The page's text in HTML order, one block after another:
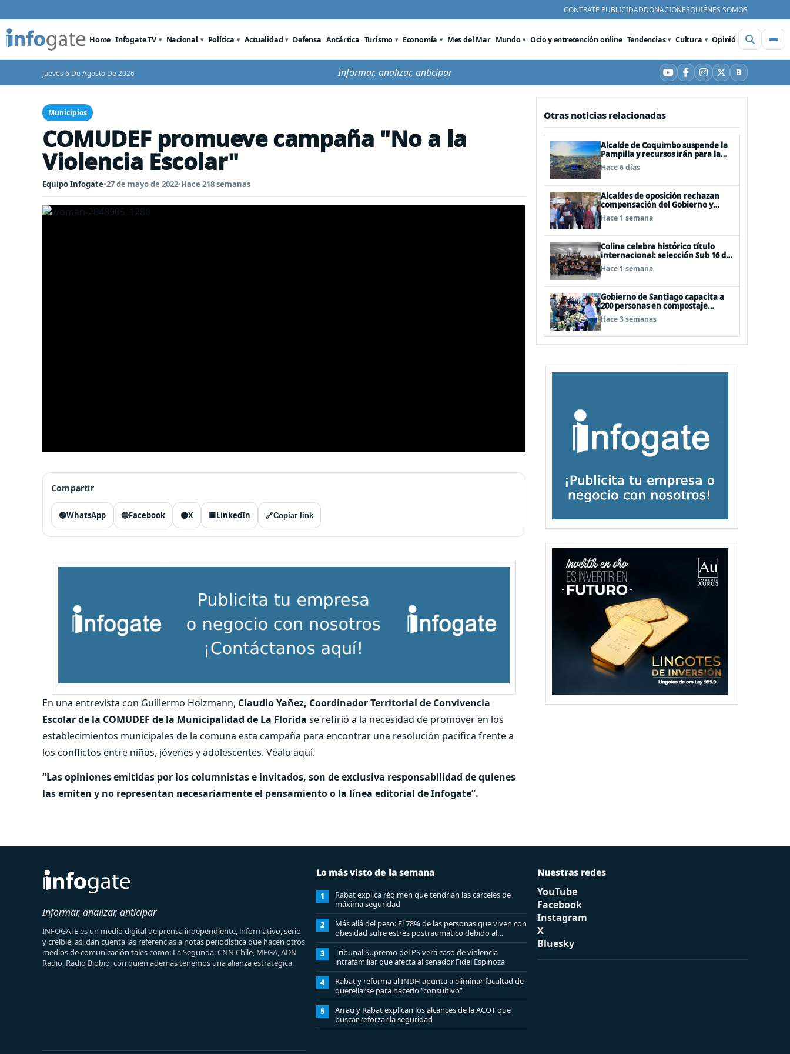
CONTRATE PUBLICIDADDONACIONESQUIÉNES SOMOS
Home Infogate TV Nacional Política Actualidad Defensa Antártica Turismo Economía Mes del Mar Mundo Ocio y entretención online Tendencias Cultura Opinión Videos
Jueves 6 De Agosto De 2026 Informar, analizar, anticipar YouTube
Facebook
Instagram
X BBluesky
Municipios
COMUDEF promueve campaña "No a la
Violencia Escolar"
Equipo Infogate•27 de mayo de 2022•Hace 218 semanas
Compartir
🟢WhatsApp 🔵Facebook ⚫X 🟦LinkedIn 🔗Copiar link
En una entrevista con Guillermo Holzmann, Claudio Yañez, Coordinador Territorial de Convivencia
Escolar de la COMUDEF de la Municipalidad de La Florida se refirió a la necesidad de promover en los
establecimientos municipales de la comuna esta campaña para encontrar una resolución pacífica frente a
los conflictos entre niños, jóvenes y adolescentes. Véalo aquí.
“Las opiniones emitidas por los columnistas e invitados, son de exclusiva responsabilidad de quienes
las emiten y no representan necesariamente el pensamiento o la línea editorial de Infogate”.
Otras noticias relacionadas
Alcalde de Coquimbo suspende la
Pampilla y recursos irán para la
reconstrucción
Hace 6 días
Alcaldes de oposición rechazan
compensación del Gobierno y
critican tono usado para
descalificarlos
Hace 1 semana
Colina celebra histórico título
internacional: selección Sub 16 de
vóleibol campeona invicta en
EEUU
Hace 1 semana
Gobierno de Santiago capacita a
200 personas en compostaje
comunitario con "Nos
Compostamos Bien II"
Hace 3 semanas
Informar, analizar, anticipar
INFOGATE es un medio digital de prensa independiente, informativo, serio
y creíble, así dan cuenta las referencias a notas periodística que hacen otros
medios de comunicación tales como: La Segunda, CNN Chile, MEGA, ADN
Radio, Radio Biobio, con quien además tenemos una alianza estratégica.
Lo más visto de la semana
1
Rabat explica régimen que tendrían las cárceles de
máxima seguridad
2
Más allá del peso: El 78% de las personas que viven con
obesidad sufre estrés postraumático debido al
estigma
3
Tribunal Supremo del PS verá caso de violencia
intrafamiliar que afecta al senador Fidel Espinoza
4
Rabat y reforma al INDH apunta a eliminar facultad de
querellarse para hacerlo “consultivo”
5
Arrau y Rabat explican los alcances de la ACOT que
buscar reforzar la seguridad
Nuestras redes
YouTube
Facebook
Instagram
X
Bluesky